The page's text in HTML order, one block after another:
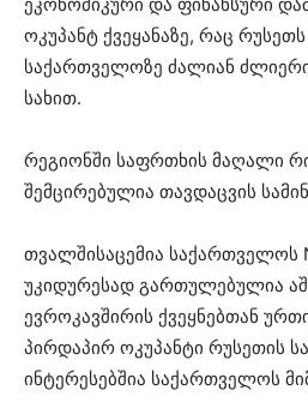
ეკონომიკური და ფინანსური
ოკუპანტ ქვეყანაზე, რაც
საქართველოზე ძალიან
სახით.
რეგიონში საფრთხის მაღალი
შემცირებულია თავდაცვის
თვალშისაცემია საქართველოს
უკიდურესად გართულებულია
ევროკავშირის ქვეყნებთან
პირდაპირ ოკუპანტი რუსეთის
ინტერესებშია საქართველოს